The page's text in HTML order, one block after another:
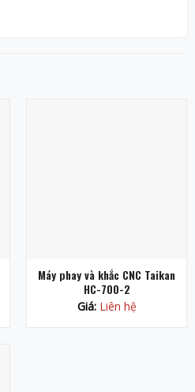
Máy phay và khắc CNC Taikan
HC-700-2
Giá:Liên hệ